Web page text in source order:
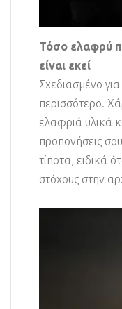
Τόσο ελαφρύ
είναι εκεί
Σχεδιασμένο
περισσότερο.
ελαφριά υλικά
προπονήσεις
τίποτα, ειδικά
στόχους στην